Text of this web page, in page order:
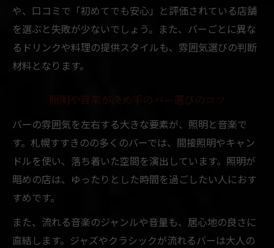
や、口コミで「初めてでも安心」と評価されている店舗
を選ぶと失敗が少ないでしょう。また、バーごとに異な
るドリンクや料理の提供スタイルも、雰囲気選びの判断
材料となります。
照明や音楽が決め手のバー選びのコツ
バーの雰囲気を左右する大きな要素が、照明と音楽で
す。札幌すすきのの多くのバーでは、間接照明やキャン
ドルを使い、落ち着いた空間を演出しています。照明が
暗めの店は、ゆったりとした時間を過ごしたい人におす
すめです。
また、流れる音楽のジャンルや音量も、居心地の良さに
直結します。ジャズやクラシックが流れるバーは大人の